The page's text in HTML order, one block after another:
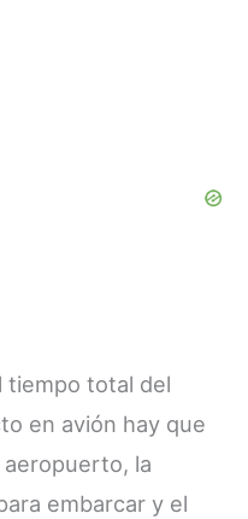
tiempo total del
en avión hay que
la
embarcar y el